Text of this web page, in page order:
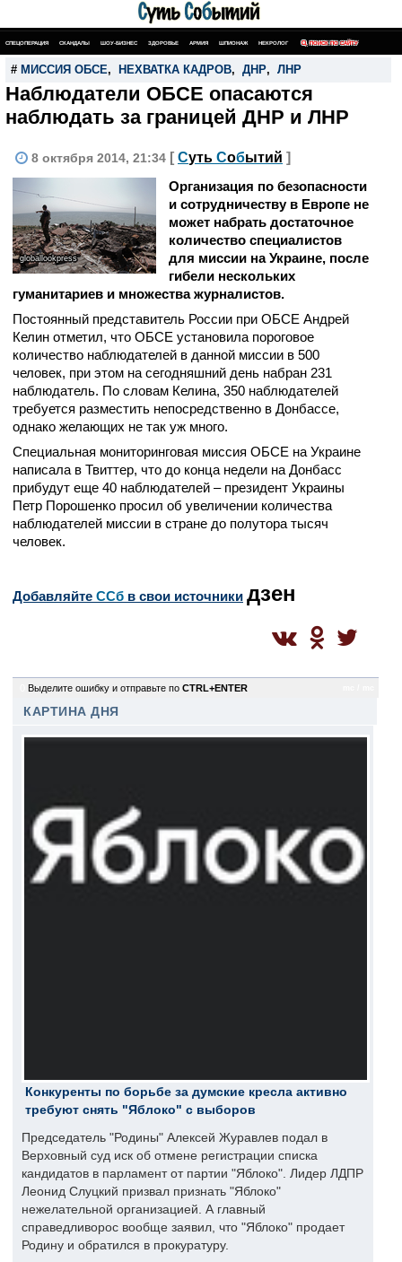
СПЕЦОПЕРАЦИЯ СКАНДАЛЫ ШОУ-БИЗНЕС ЗДОРОВЬЕ АРМИЯ ШПИОНАЖ НЕКРОЛОГ ПОИСК ПО САЙТУ
# МИССИЯ ОБСЕ, НЕХВАТКА КАДРОВ, ДНР, ЛНР
Наблюдатели ОБСЕ опасаются
наблюдать за границей ДНР и ЛНР
8 октября 2014, 21:34 [ Суть Событий ]
globallookpress
Организация по безопасности
и сотрудничеству в Европе не
может набрать достаточное
количество специалистов
для миссии на Украине, после
гибели нескольких
гуманитариев и множества журналистов.
Постоянный представитель России при ОБСЕ Андрей
Келин отметил, что ОБСЕ установила пороговое
количество наблюдателей в данной миссии в 500
человек, при этом на сегодняшний день набран 231
наблюдатель. По словам Келина, 350 наблюдателей
требуется разместить непосредственно в Донбассе,
однако желающих не так уж много.
Специальная мониторинговая миссия ОБСЕ на Украине
написала в Твиттер, что до конца недели на Донбасс
прибудут еще 40 наблюдателей – президент Украины
Петр Порошенко просил об увеличении количества
наблюдателей миссии в стране до полутора тысяч
человек.
Добавляйте CСб в свои источники дзен
Выделите ошибку и отправьте по CTRL+ENTER
КАРТИНА ДНЯ
Конкуренты по борьбе за думские кресла активно
требуют снять "Яблоко" с выборов
Председатель "Родины" Алексей Журавлев подал в
Верховный суд иск об отмене регистрации списка
кандидатов в парламент от партии "Яблоко". Лидер ЛДПР
Леонид Слуцкий призвал признать "Яблоко"
нежелательной организацией. А главный
справедливорос вообще заявил, что "Яблоко" продает
Родину и обратился в прокуратуру.